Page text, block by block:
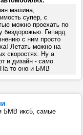
машина,
супер, с
можно проехать по
бездорожью. Гепард
с ним просто
Летать можно на
скоростях. Ну а
и дизайн - само
то оно и БМВ
БМВ икс5, самые